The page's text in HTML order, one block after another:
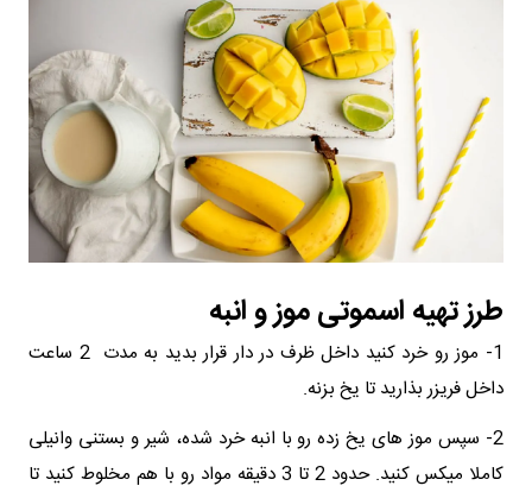
طرز تهیه اسموتی موز و انبه
1- موز رو خرد کنید داخل ظرف در دار قرار بدید به مدت 2 ساعت
داخل فریزر بذارید تا یخ بزنه.
2- سپس موز های یخ زده رو با انبه خرد شده، شیر و بستنی وانیلی
کاملا میکس کنید. حدود 2 تا 3 دقیقه مواد رو با هم مخلوط کنید تا